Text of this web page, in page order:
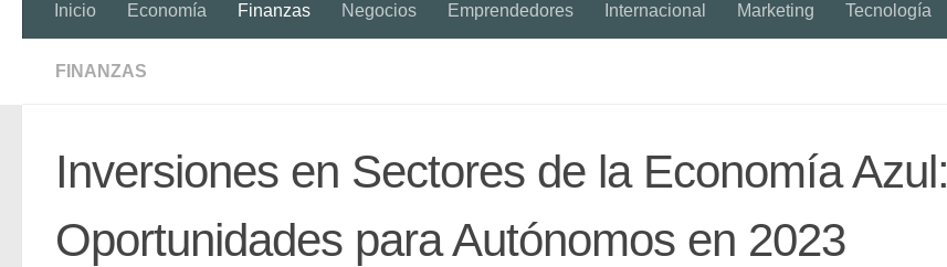
Inicio Economía Finanzas Negocios Emprendedores Internacional Marketing Tecnología
FINANZAS
Inversiones en Sectores de la Economía Azul:
Oportunidades para Autónomos en 2023